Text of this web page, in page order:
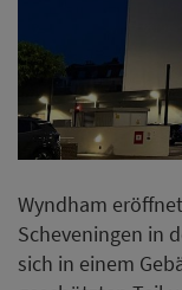
Wyndham
Scheveningen in
sich in einem